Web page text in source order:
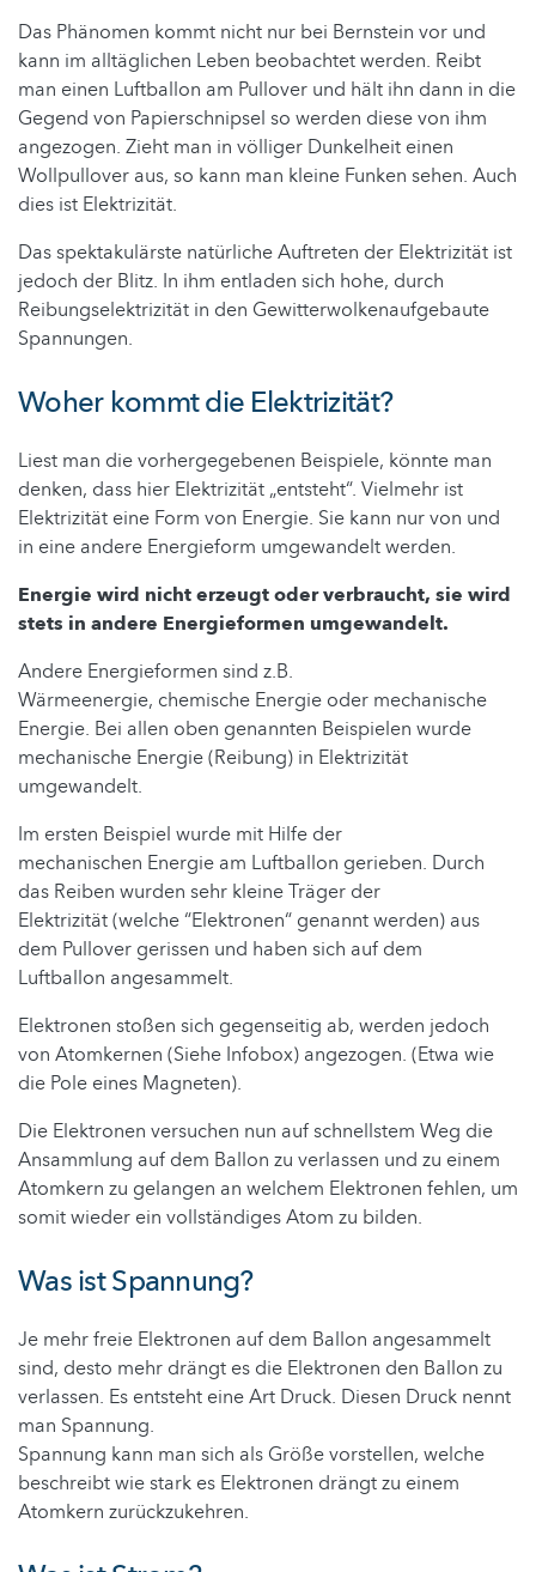
Das Phänomen kommt nicht nur bei Bernstein vor und
kann im alltäglichen Leben beobachtet werden. Reibt
man einen Luftballon am Pullover und hält ihn dann in die
Gegend von Papierschnipsel so werden diese von ihm
angezogen. Zieht man in völliger Dunkelheit einen
Wollpullover aus, so kann man kleine Funken sehen. Auch
dies ist Elektrizität.
Das spektakulärste natürliche Auftreten der Elektrizität ist
jedoch der Blitz. In ihm entladen sich hohe, durch
Reibungselektrizität in den Gewitterwolkenaufgebaute
Spannungen.
Woher kommt die Elektrizität?
Liest man die vorhergegebenen Beispiele, könnte man
denken, dass hier Elektrizität „entsteht“. Vielmehr ist
Elektrizität eine Form von Energie. Sie kann nur von und
in eine andere Energieform umgewandelt werden.
Energie wird nicht erzeugt oder verbraucht, sie wird
stets in andere Energieformen umgewandelt.
Andere Energieformen sind z.B.
Wärmeenergie, chemische Energie oder mechanische
Energie. Bei allen oben genannten Beispielen wurde
mechanische Energie (Reibung) in Elektrizität
umgewandelt.
Im ersten Beispiel wurde mit Hilfe der
mechanischen Energie am Luftballon gerieben. Durch
das Reiben wurden sehr kleine Träger der
Elektrizität (welche “Elektronen“ genannt werden) aus
dem Pullover gerissen und haben sich auf dem
Luftballon angesammelt.
Elektronen stoßen sich gegenseitig ab, werden jedoch
von Atomkernen (Siehe Infobox) angezogen. (Etwa wie
die Pole eines Magneten).
Die Elektronen versuchen nun auf schnellstem Weg die
Ansammlung auf dem Ballon zu verlassen und zu einem
Atomkern zu gelangen an welchem Elektronen fehlen, um
somit wieder ein vollständiges Atom zu bilden.
Was ist Spannung?
Je mehr freie Elektronen auf dem Ballon angesammelt
sind, desto mehr drängt es die Elektronen den Ballon zu
verlassen. Es entsteht eine Art Druck. Diesen Druck nennt
man Spannung.
Spannung kann man sich als Größe vorstellen, welche
beschreibt wie stark es Elektronen drängt zu einem
Atomkern zurückzukehren.